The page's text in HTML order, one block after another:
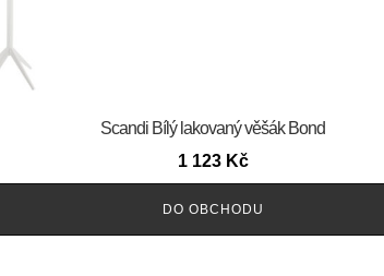
Scandi Bílý lakovaný věšák Bond
1 123 Kč
DO OBCHODU